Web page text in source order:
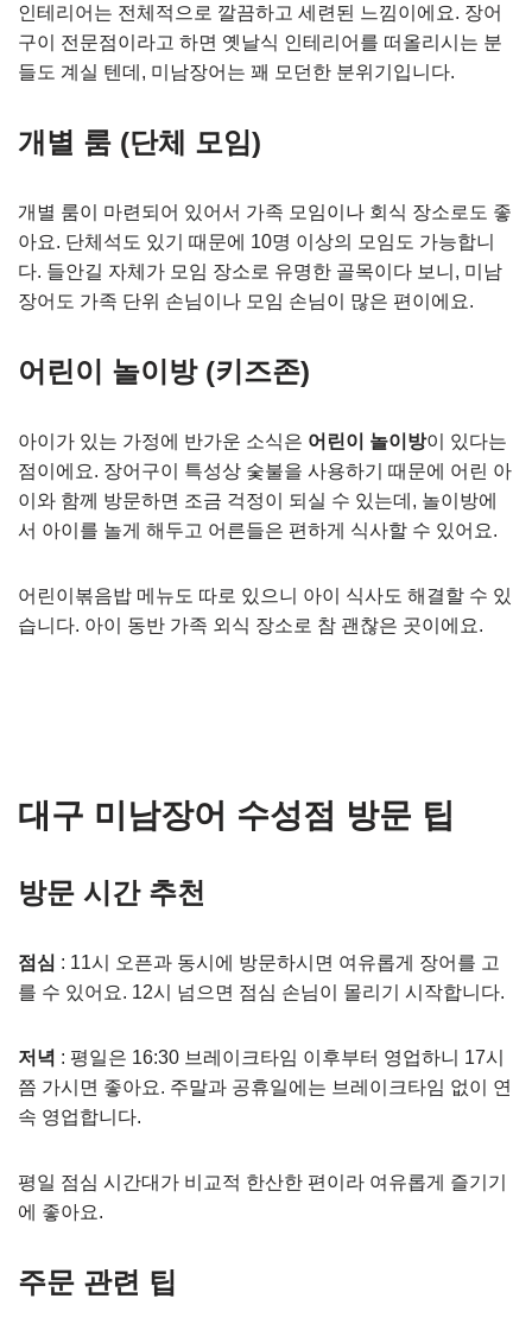
인테리어는 전체적으로 깔끔하고 세련된 느낌이에요. 장어
구이 전문점이라고 하면 옛날식 인테리어를 떠올리시는 분
들도 계실 텐데, 미남장어는 꽤 모던한 분위기입니다.
개별 룸 (단체 모임)
개별 룸이 마련되어 있어서 가족 모임이나 회식 장소로도 좋
아요. 단체석도 있기 때문에 10명 이상의 모임도 가능합니
다. 들안길 자체가 모임 장소로 유명한 골목이다 보니, 미남
장어도 가족 단위 손님이나 모임 손님이 많은 편이에요.
어린이 놀이방 (키즈존)
아이가 있는 가정에 반가운 소식은 어린이 놀이방이 있다는
점이에요. 장어구이 특성상 숯불을 사용하기 때문에 어린 아
이와 함께 방문하면 조금 걱정이 되실 수 있는데, 놀이방에
서 아이를 놀게 해두고 어른들은 편하게 식사할 수 있어요.
어린이볶음밥 메뉴도 따로 있으니 아이 식사도 해결할 수 있
습니다. 아이 동반 가족 외식 장소로 참 괜찮은 곳이에요.
대구 미남장어 수성점 방문 팁
방문 시간 추천
점심 : 11시 오픈과 동시에 방문하시면 여유롭게 장어를 고
를 수 있어요. 12시 넘으면 점심 손님이 몰리기 시작합니다.
저녁 : 평일은 16:30 브레이크타임 이후부터 영업하니 17시
쯤 가시면 좋아요. 주말과 공휴일에는 브레이크타임 없이 연
속 영업합니다.
평일 점심 시간대가 비교적 한산한 편이라 여유롭게 즐기기
에 좋아요.
주문 관련 팁